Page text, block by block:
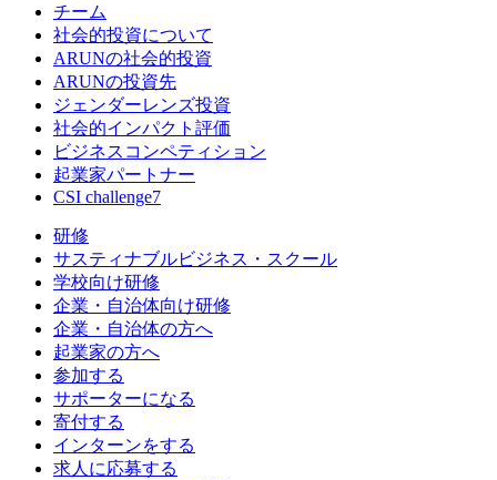
チーム
社会的投資について
ARUNの社会的投資
ARUNの投資先
ジェンダーレンズ投資
社会的インパクト評価
ビジネスコンペティション
起業家パートナー
CSI challenge7
研修
サスティナブルビジネス・スクール
学校向け研修
企業・自治体向け研修
企業・自治体の方へ
起業家の方へ
参加する
サポーターになる
寄付する
インターンをする
求人に応募する